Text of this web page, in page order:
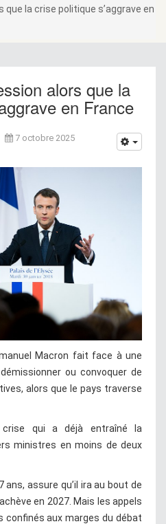
la crise politique s’aggrave en
alors que la
en France
7 octobre 2025
Macron fait face à une
ou convoquer de
alors que le pays traverse
qui a déjà entraîné la
ministres en moins de deux
ans, assure qu’il ira au bout de
en 2027. Mais les appels
confinés aux marges du débat